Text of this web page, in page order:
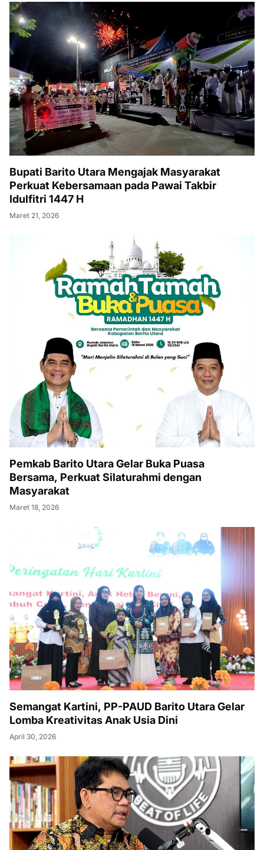
Bupati Barito Utara Mengajak Masyarakat
Perkuat Kebersamaan pada Pawai Takbir
Idulfitri 1447 H
Maret 21, 2026
Pemkab Barito Utara Gelar Buka Puasa
Bersama, Perkuat Silaturahmi dengan
Masyarakat
Maret 18, 2026
Semangat Kartini, PP-PAUD Barito Utara Gelar
Lomba Kreativitas Anak Usia Dini
April 30, 2026